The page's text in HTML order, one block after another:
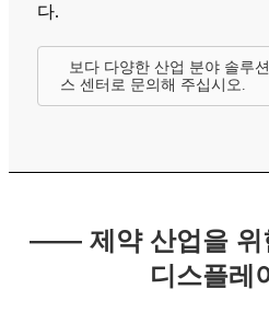
다.
보다 다양한 산업 분야 솔루
스 센터로 문의해 주십시오.
—— 제약 산업을 위
디스플